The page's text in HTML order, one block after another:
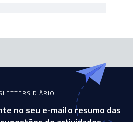
DIÁRIO
no seu e-mail o resumo das